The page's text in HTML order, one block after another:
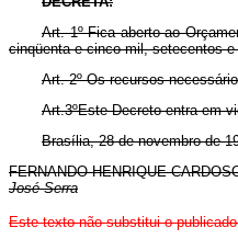
Art. 1º Fica aberto ao
cinqüenta e cinco mil, setecentos
Art. 2º Os recursos
Art.3ºEste Decreto entra em
Brasília, 28 de novembro de
FERNANDO HENRIQUE
José Serra
Este texto não substitui o